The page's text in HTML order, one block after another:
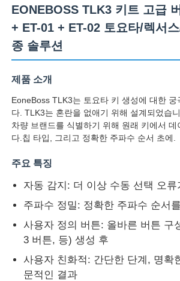
EONEBOSS TLK3 키트 고급
+ ET-01 + ET-02 토요타/렉서
종 솔루션
제품 소개
EoneBoss TLK3는 토요타 키 생성에 대한 궁
다. TLK3는 혼란을 없애기 위해 설계되었습
차량 브랜드를 식별하기 위해 원래 키에서 데
다.칩 타입, 그리고 정확한 주파수 순서 초에.
주요 특징
자동 감지: 더 이상 수동 선택 오류
주파수 정밀: 정확한 주파수 순서
사용자 정의 버튼: 올바른 버튼 구
3 버튼, 등) 생성 후
사용자 친화적: 간단한 단계, 명확
문적인 결과